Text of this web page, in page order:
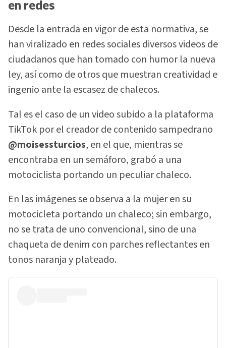
en redes
Desde la entrada en vigor de esta normativa, se
han viralizado en redes sociales diversos videos de
ciudadanos que han tomado con humor la nueva
ley, así como de otros que muestran creatividad e
ingenio ante la escasez de chalecos.
Tal es el caso de un video subido a la plataforma
TikTok por el creador de contenido sampedrano
@moisessturcios, en el que, mientras se
encontraba en un semáforo, grabó a una
motociclista portando un peculiar chaleco.
En las imágenes se observa a la mujer en su
motocicleta portando un chaleco; sin embargo,
no se trata de uno convencional, sino de una
chaqueta de denim con parches reflectantes en
tonos naranja y plateado.